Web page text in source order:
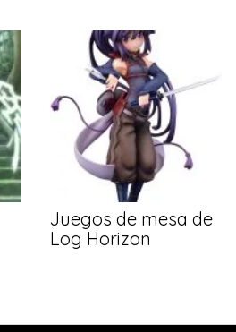
Juegos de mesa de
Log Horizon